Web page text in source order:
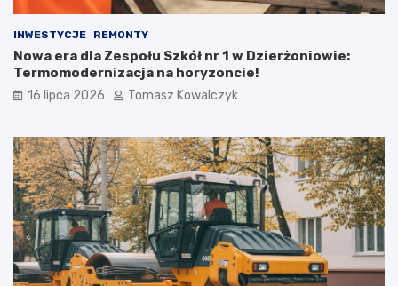
INWESTYCJE REMONTY
Nowa era dla Zespołu Szkół nr 1 w Dzierżoniowie:
Termomodernizacja na horyzoncie!
16 lipca 2026 Tomasz Kowalczyk